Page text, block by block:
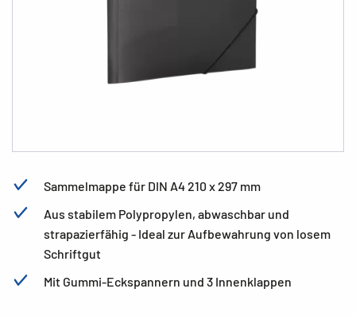
Sammelmappe für DIN A4 210 x 297 mm
Aus stabilem Polypropylen, abwaschbar und
strapazierfähig - Ideal zur Aufbewahrung von losem
Schriftgut
Mit Gummi-Eckspannern und 3 Innenklappen